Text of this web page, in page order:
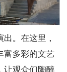
。在这里，
富多彩的文艺
让观众们陶醉